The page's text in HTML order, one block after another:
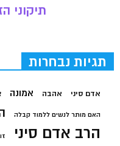
תיקוני
תגיות נבחרות
אדם סיני אהבה אמונה
האם מותר לנשים ללמוד קבלה
הרב אדם סיני